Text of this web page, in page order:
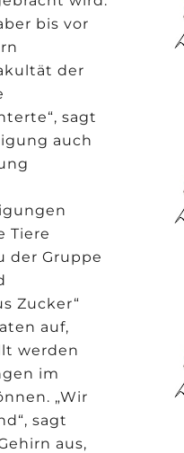
bis vor
der
sagt
auch
Tiere
der Gruppe
Zucker“
auf,
werden
im
„Wir
sagt
aus,